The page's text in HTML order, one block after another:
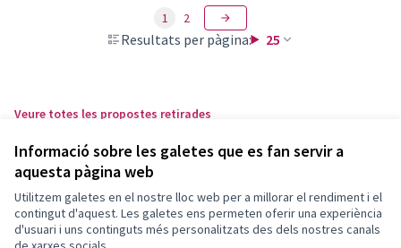
Informació sobre les galetes que es fan servir a
aquesta pàgina web
Utilitzem galetes en el nostre lloc web per a millorar el rendiment i el
contingut d'aquest. Les galetes ens permeten oferir una experiència
d'usuari i uns continguts més personalitzats des dels nostres canals
Resultats per pàgina: 25
1 2
Veure totes les propostes retirades
Termes i condicions d'ús
Configuració de les galetes
Decidim Sant Feliu a X
(Enllaç extern)
Decidim Sant Feliu a Facebook
(Enllaç extern)
Decidim Sant Feliu a Instagram
(Enllaç extern)
Decidim Sant Feliu a YouTube
(Enllaç extern)